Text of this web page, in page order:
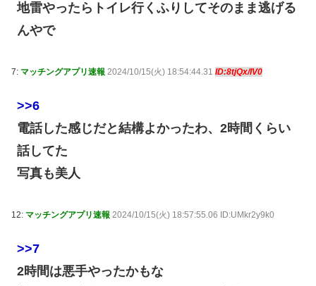
地雷やったらトイレ行くふりしてそのまま逃げる
んやで
7: マッチングアプリ速報 2024/10/15(火) 18:54:44.31 ID:8tjQx/IV0
>>6
電話した感じだと結構よかったわ、2時間くらい
話してた
写真も美人
12: マッチングアプリ速報 2024/10/15(火) 18:57:55.06 ID:UMkr2y9k0
>>7
2時間は悪手やったかもな